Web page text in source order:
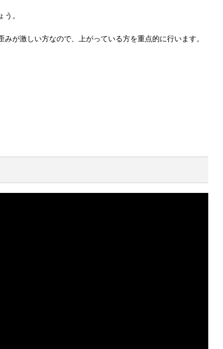
。
が激しい方なので、上がっている方を重点的に行います。